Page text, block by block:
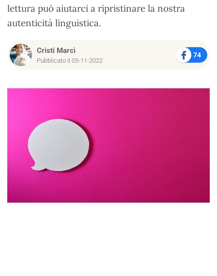
lettura può aiutarci a ripristinare la nostra
autenticità linguistica.
Cristi Marcì
Pubblicato il 05-11-2022
74